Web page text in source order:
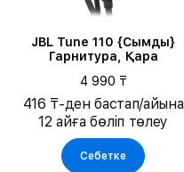
JBL Tune 110 {Сымды}
Гарнитура, Қара
4 990 ₸
416 ₸-ден бастап/айына
12 айға бөліп төлеу
Себетке